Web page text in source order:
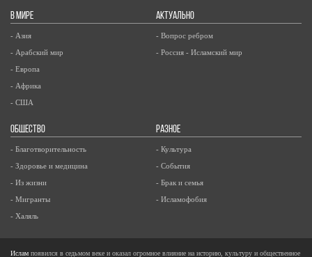
В МИРЕ
- Азия
- Арабский мир
- Европа
- Африка
- США
АКТУАЛЬНО
- Вопрос ребром
- Россия - Исламский мир
ОБЩЕСТВО
- Благотворительность
- Здоровье и медицина
- Из жизни
- Мигранты
- Халяль
РАЗНОЕ
- Культура
- События
- Брак и семья
- Исламофобия
Ислам появился в седьмом веке и оказал огромное влияние на историю, культуру и общественное